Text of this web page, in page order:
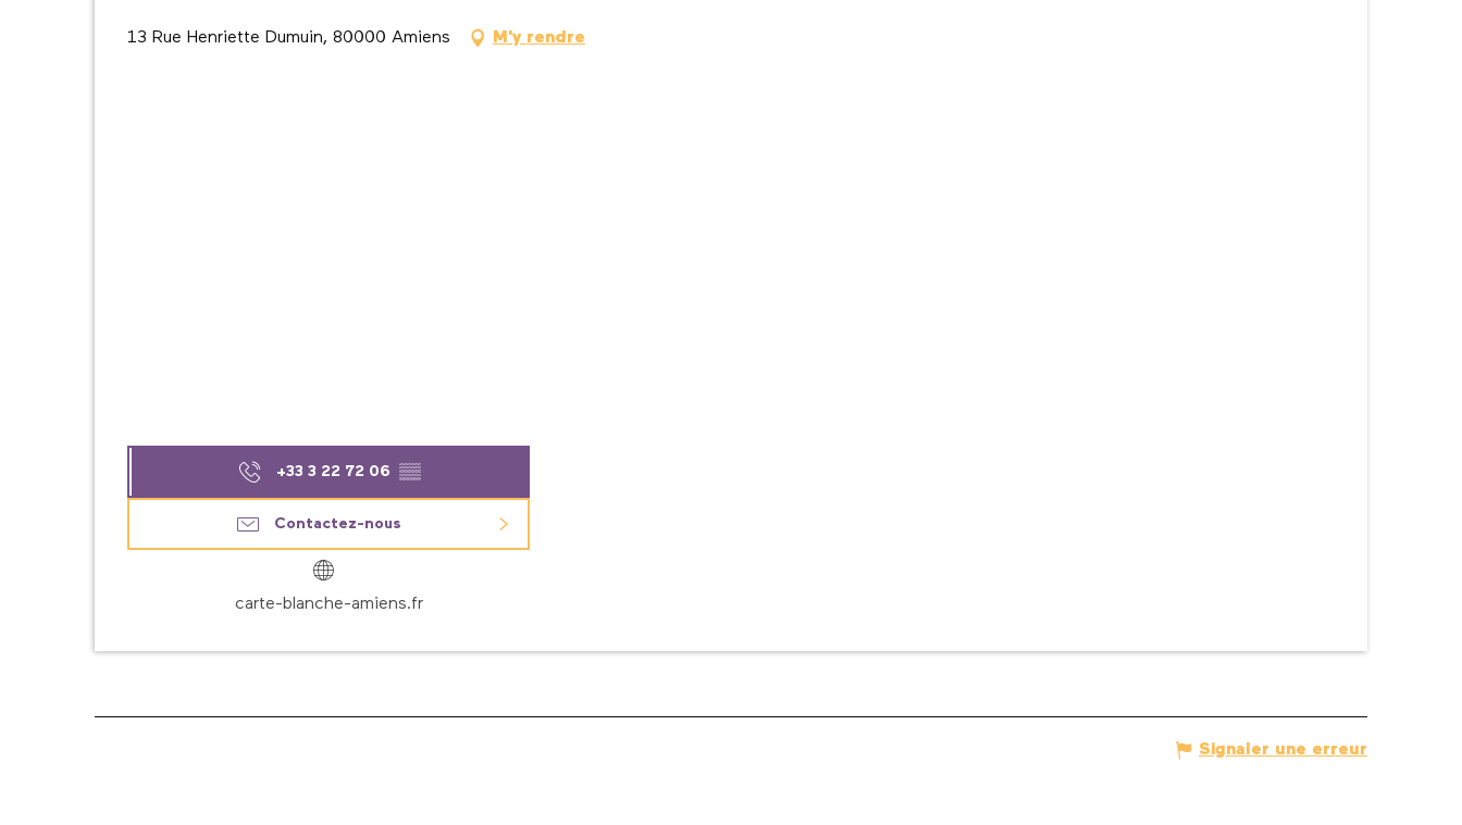
13 Rue Henriette Dumuin, 80000 Amiens M'y rendre
+33 3 22 72 06 ▒▒
Contactez-nous
carte-blanche-amiens.fr
Signaler une erreur